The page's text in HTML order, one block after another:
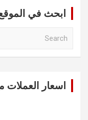
ابحث في
اسعار العملات